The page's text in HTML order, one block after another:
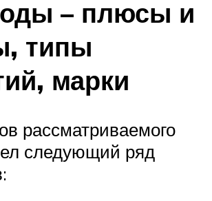
– плюсы и
типы
марки
рассматриваемого
следующий ряд